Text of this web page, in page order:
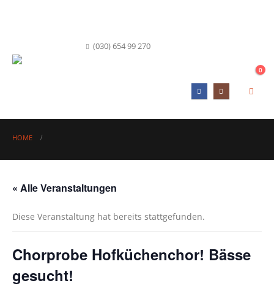
(030) 654 99 270
0
HOME
« Alle Veranstaltungen
Diese Veranstaltung hat bereits stattgefunden.
Chorprobe Hofküchenchor! Bässe
gesucht!